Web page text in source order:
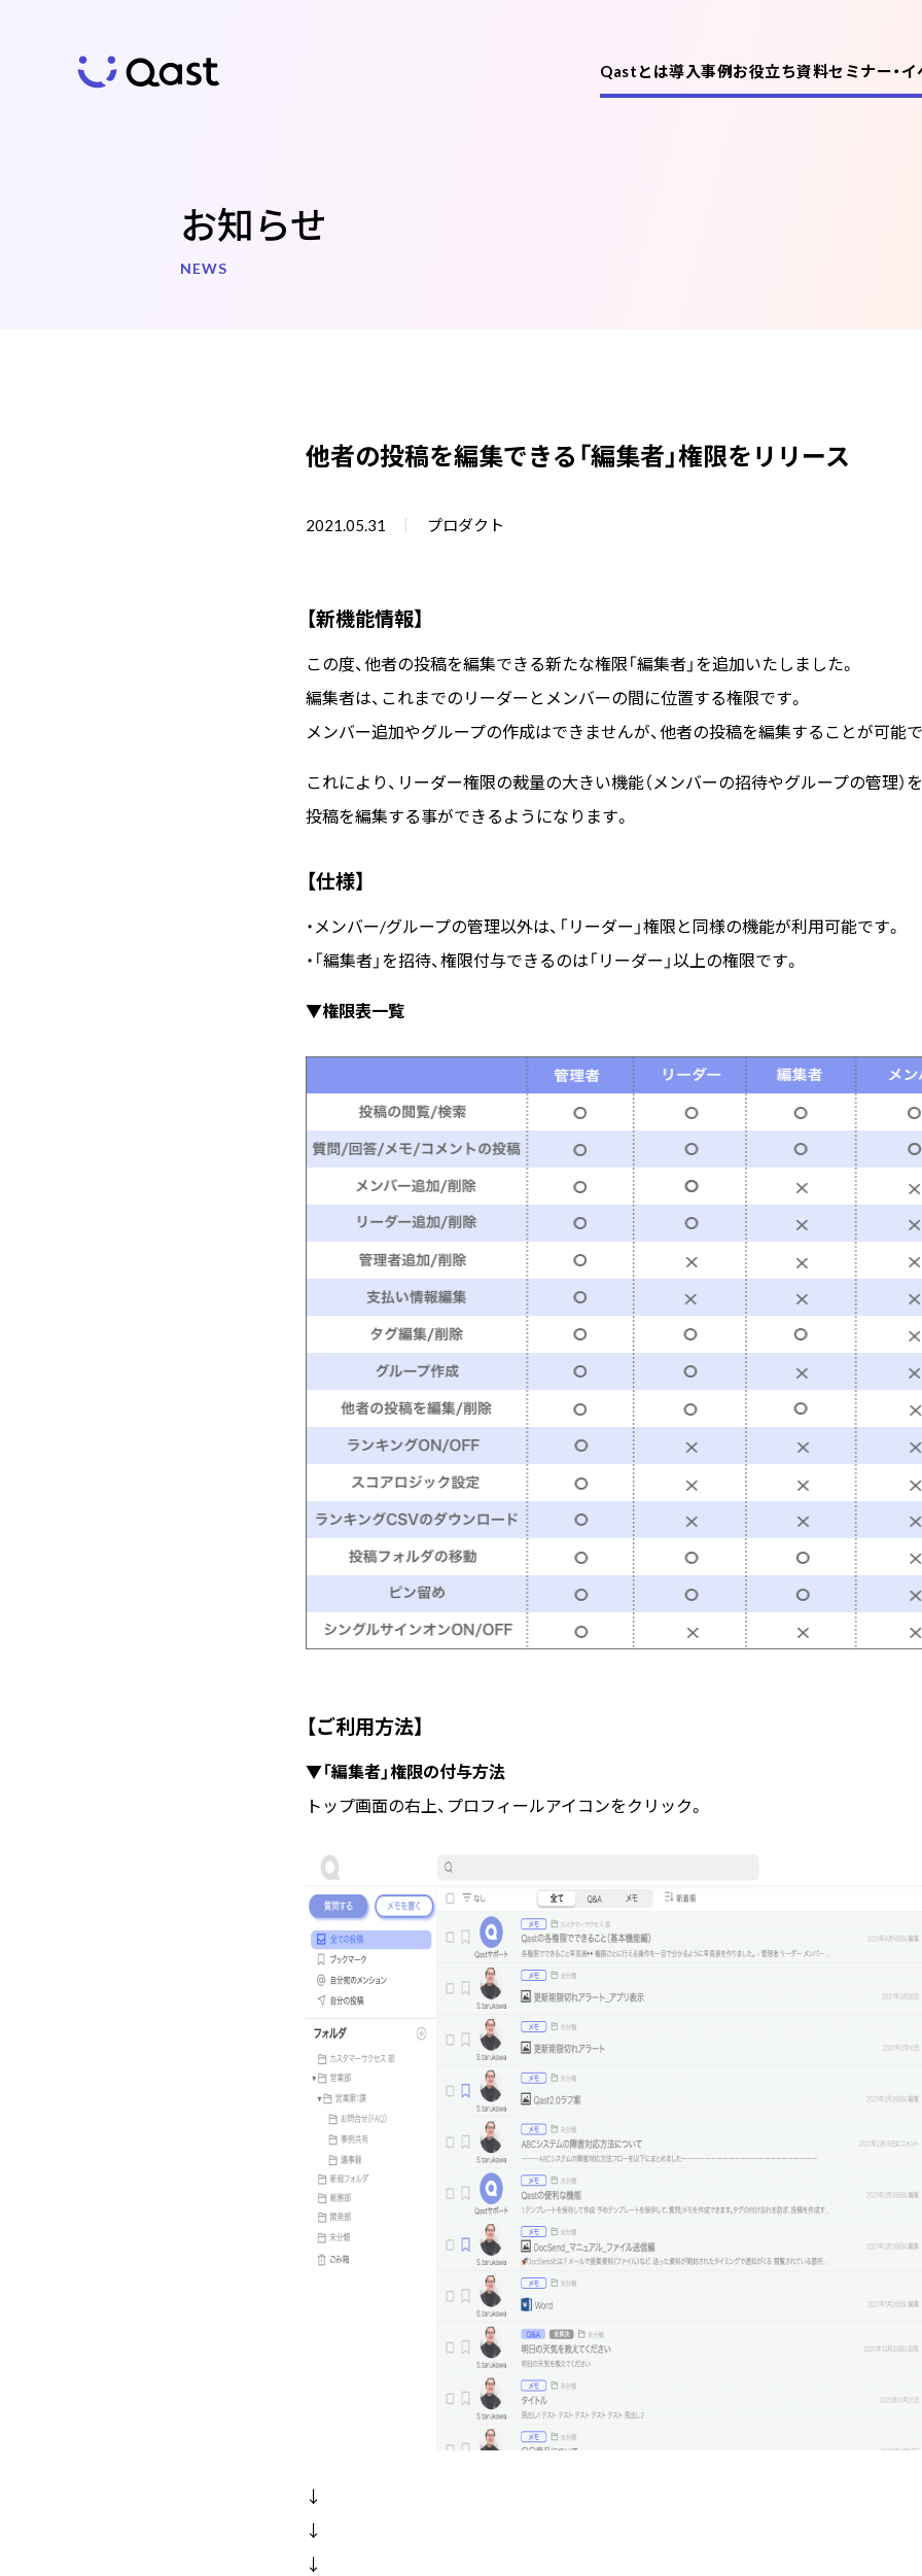
Qastとは導入事例お役立ち資料セミナー・
お知らせ
NEWS
他者の投稿を編集できる「編集者」権限をリリース
2021.05.31 プロダクト
【新機能情報】
この度、他者の投稿を編集できる新たな権限「編集者」を追加いたしました。
編集者は、これまでのリーダーとメンバーの間に位置する権限です。
メンバー追加やグループの作成はできませんが、他者の投稿を編集することが可能
これにより、リーダー権限の裁量の大きい機能（メンバーの招待やグループの管理）
投稿を編集する事ができるようになります。
【仕様】
・メンバー/グループの管理以外は、「リーダー」権限と同様の機能が利用可能です。
・「編集者」を招待、権限付与できるのは「リーダー」以上の権限です。
▼権限表一覧
【ご利用方法】
▼「編集者」権限の付与方法
トップ画面の右上、プロフィールアイコンをクリック。
↓
↓
↓